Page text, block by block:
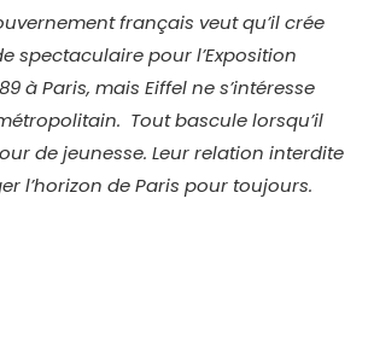
français veut qu’il crée
spectaculaire pour l’Exposition
à Paris, mais Eiffel ne s’intéresse
Tout bascule lorsqu’il
de jeunesse. Leur relation interdite
l’horizon de Paris pour toujours.